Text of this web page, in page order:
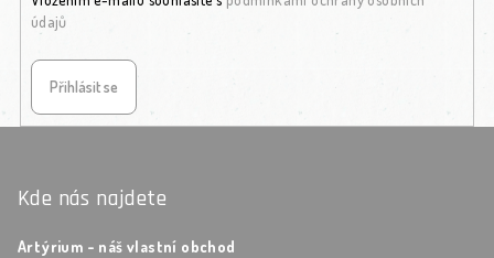
údajů
Přihlásit se
Kde nás najdete
Artýrium - náš vlastní obchod